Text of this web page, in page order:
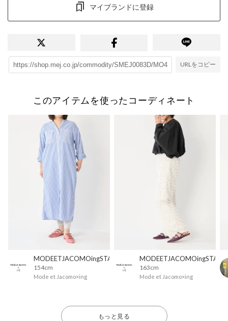
マイブランドに登録
URLをコピー
このアイテムを使ったコーディネート
MODEETJACOMOingSTAFF
154cm
Mode et Jacomo×ing
MODEETJACOMOingSTAFF
163cm
Mode et Jacomo×ing
もっと見る